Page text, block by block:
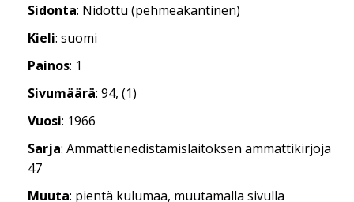
Sidonta: Nidottu (pehmeäkantinen)
Kieli: suomi
Painos: 1
Sivumäärä: 94, (1)
Vuosi: 1966
Sarja: Ammattienedistämislaitoksen ammattikirjoja
47
Muuta: pientä kulumaa, muutamalla sivulla